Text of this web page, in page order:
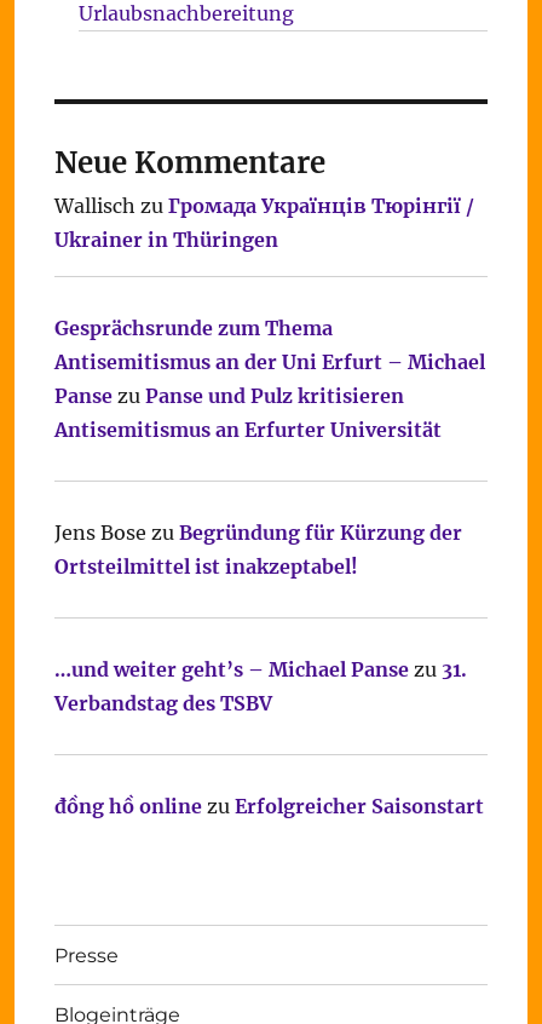
Urlaubsnachbereitung
Neue Kommentare
Wallisch zu Громада Українців Тюрінгії /
Ukrainer in Thüringen
Gesprächsrunde zum Thema
Antisemitismus an der Uni Erfurt – Michael
Pansezu Panse und Pulz kritisieren
Antisemitismus an Erfurter Universität
Jens Bose zu Begründung für Kürzung der
Ortsteilmittel ist inakzeptabel!
…und weiter geht’s – Michael Pansezu 31.
Verbandstag des TSBV
đồng hồ onlinezu Erfolgreicher Saisonstart
Presse
Blogeinträge